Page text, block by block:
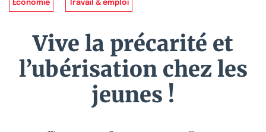
Économie Travail & emploi
Vive la précarité et
l’ubérisation chez les
jeunes !